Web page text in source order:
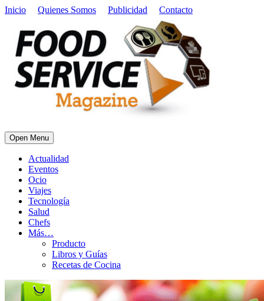
Inicio Quienes Somos Publicidad Contacto
Open Menu
Actualidad
Eventos
Ocio
Viajes
Tecnología
Salud
Chefs
Más…
Producto
Libros y Guías
Recetas de Cocina